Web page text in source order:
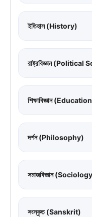
ইতিহাস (History)
রাষ্ট্রবিজ্ঞান (Political
শিক্ষাবিজ্ঞান
দর্শন (Philosophy)
সমাজবিজ্ঞান
সংস্কৃত (Sanskrit)